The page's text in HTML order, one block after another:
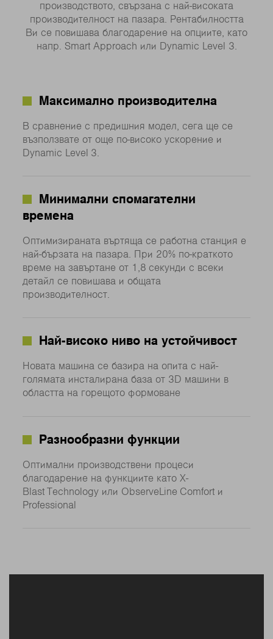
производството, свързана с най-високата
производителност на пазара. Рентабилността
Ви се повишава благодарение на опциите, като
напр. Smart Approach или Dynamic Level 3.
Максимално производителна
В сравнение с предишния модел, сега ще се
възползвате от още по-високо ускорение и
Dynamic Level 3.
Минимални спомагателни
времена
Оптимизираната въртяща се работна станция е
най-бързата на пазара. При 20% по-краткото
време на завъртане от 1,8 секунди с всеки
детайл се повишава и общата
производителност.
Най-високо ниво на устойчивост
Новата машина се базира на опита с най-
голямата инсталирана база от 3D машини в
областта на горещото формоване
Разнообразни функции
Оптимални производствени процеси
благодарение на функциите като X-
Blast Technology или ObserveLine Comfort и
Professional